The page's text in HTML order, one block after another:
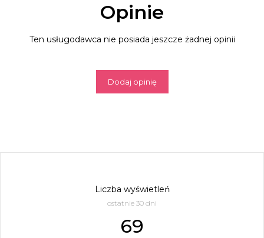
Opinie
Ten usługodawca nie posiada jeszcze żadnej opinii
Dodaj opinię
Liczba wyświetleń
ostatnie 30 dni
69